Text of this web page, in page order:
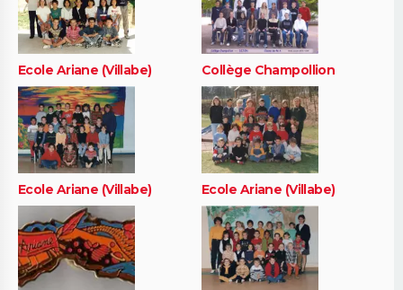
Ecole Ariane (Villabe) Collège Champollion
Ecole Ariane (Villabe) Ecole Ariane (Villabe)